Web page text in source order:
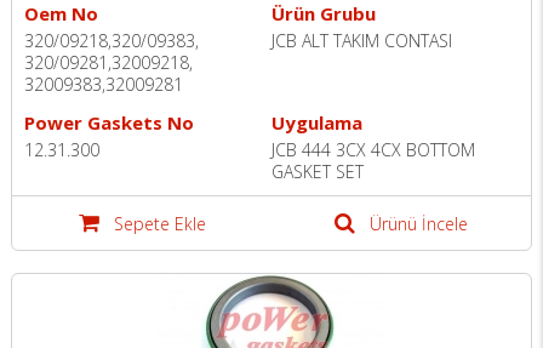
Oem No
320/09218,320/09383,
320/09281,32009218,
32009383,32009281
Ürün Grubu
JCB ALT TAKIM CONTASI
Power Gaskets No
12.31.300
Uygulama
JCB 444 3CX 4CX BOTTOM
GASKET SET
Sepete Ekle Ürünü İncele